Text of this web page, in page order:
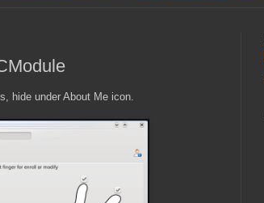
hide under About Me icon.